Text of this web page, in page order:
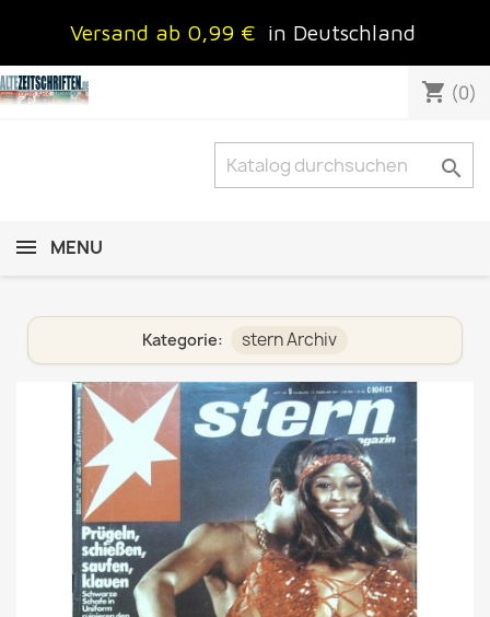
Versand ab 0,99 € in Deutschland
shopping_cart (0)

MENU
Kategorie: stern Archiv